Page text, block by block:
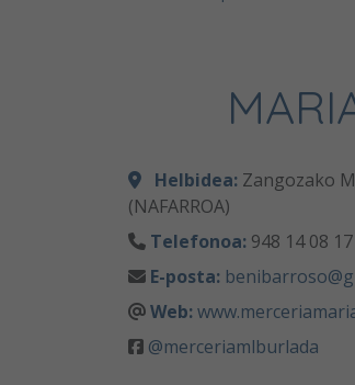
Helbidea: Zangozako
(NAFARROA)
Telefonoa: 948 14 08
E-posta:
Web:
@merceriamlburlada